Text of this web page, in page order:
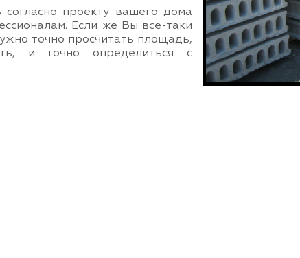
проекту вашего дома
Если же Вы все-таки
точно просчитать площадь,
и точно определиться с